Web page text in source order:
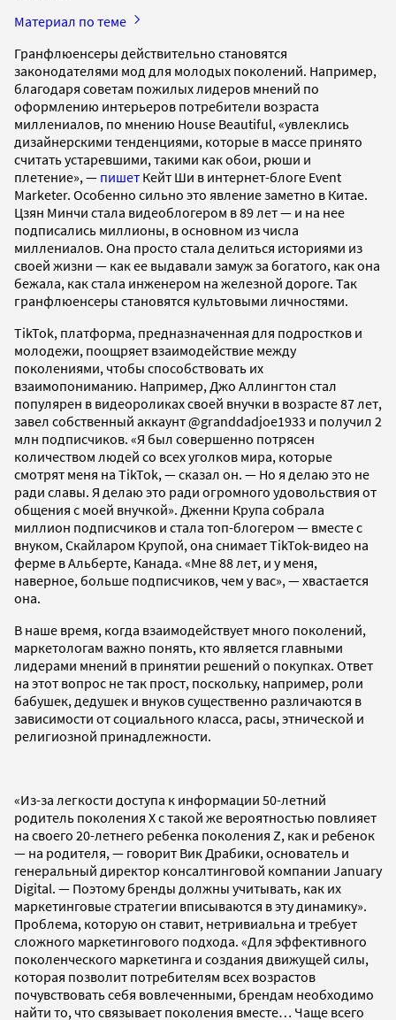
Материал по теме
Гранфлюенсеры действительно становятся
законодателями мод для молодых поколений. Например,
благодаря советам пожилых лидеров мнений по
оформлению интерьеров потребители возраста
миллениалов, по мнению House Beautiful, «увлеклись
дизайнерскими тенденциями, которые в массе принято
считать устаревшими, такими как обои, рюши и
плетение», — пишет Кейт Ши в интернет-блоге Event
Marketer. Особенно сильно это явление заметно в Китае.
Цзян Минчи стала видеоблогером в 89 лет — и на нее
подписались миллионы, в основном из числа
миллениалов. Она просто стала делиться историями из
своей жизни — как ее выдавали замуж за богатого, как она
бежала, как стала инженером на железной дороге. Так
гранфлюенсеры становятся культовыми личностями.
TikTok, платформа, предназначенная для подростков и
молодежи, поощряет взаимодействие между
поколениями, чтобы способствовать их
взаимопониманию. Например, Джо Аллингтон стал
популярен в видеороликах своей внучки в возрасте 87 лет,
завел собственный аккаунт @granddadjoe1933 и получил 2
млн подписчиков. «Я был совершенно потрясен
количеством людей со всех уголков мира, которые
смотрят меня на TikTok, — сказал он. — Но я делаю это не
ради славы. Я делаю это ради огромного удовольствия от
общения с моей внучкой». Дженни Крупа собрала
миллион подписчиков и стала топ-блогером — вместе с
внуком, Скайларом Крупой, она снимает TikTok-видео на
ферме в Альберте, Канада. «Мне 88 лет, и у меня,
наверное, больше подписчиков, чем у вас», — хвастается
она.
В наше время, когда взаимодействует много поколений,
маркетологам важно понять, кто является главными
лидерами мнений в принятии решений о покупках. Ответ
на этот вопрос не так прост, поскольку, например, роли
бабушек, дедушек и внуков существенно различаются в
зависимости от социального класса, расы, этнической и
религиозной принадлежности.
«Из-за легкости доступа к информации 50-летний
родитель поколения X с такой же вероятностью повлияет
на своего 20-летнего ребенка поколения Z, как и ребенок
— на родителя, — говорит Вик Драбики, основатель и
генеральный директор консалтинговой компании January
Digital. — Поэтому бренды должны учитывать, как их
маркетинговые стратегии вписываются в эту динамику».
Проблема, которую он ставит, нетривиальна и требует
сложного маркетингового подхода. «Для эффективного
поколенческого маркетинга и создания движущей силы,
которая позволит потребителям всех возрастов
почувствовать себя вовлеченными, брендам необходимо
найти то, что связывает поколения вместе… Чаще всего